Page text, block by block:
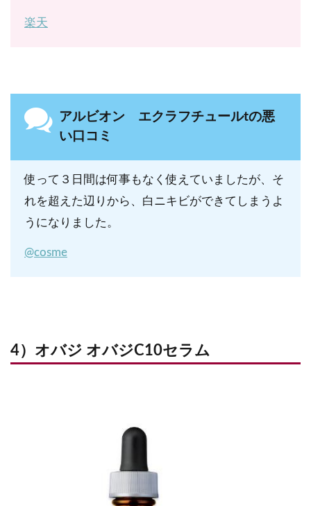
化Na、乳酸Na、フェノキシエタノール、香料
楽天
アルビオン エクラフチュールtの悪
い口コミ
使って３日間は何事もなく使えていましたが、そ
れを超えた辺りから、白ニキビができてしまうよ
うになりました。
@cosme
4）オバジ オバジC10セラム